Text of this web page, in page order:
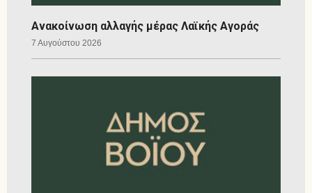
Ανακοίνωση αλλαγής μέρας Λαϊκής Αγοράς
7 Αυγούστου 2026